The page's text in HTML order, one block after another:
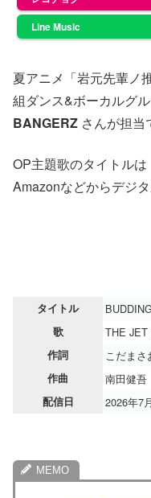
Line Music
夏アニメ「岩元先輩ノ
組ダンス&ボーカルグ
BANGERZ さんが担当
OP主題歌のタイトルは
Amazonなどからデジ
タイトル BUDDING
歌 THE
作詞 こだまさ
作曲 南田健吾
配信日 2026年7